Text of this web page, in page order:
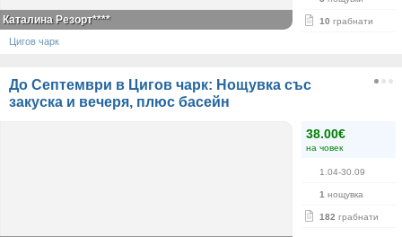
10 грабнати
Каталина Резорт****
Цигов чарк
До Септември в Цигов чарк: Нощувка със
закуска и вечеря, плюс басейн
38.00€
на човек
1.04-30.09
1 нощувка
182 грабнати